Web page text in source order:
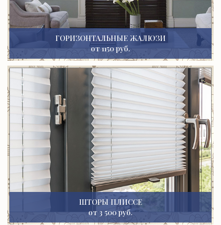
ГОРИЗОНТАЛЬНЫЕ ЖАЛЮЗИ
от 1150 руб.
ШТОРЫ ПЛИССЕ
от 3 500 руб.